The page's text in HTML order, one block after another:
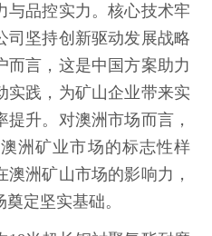
与品控实力。核心技术牢
司坚持创新驱动发展战略
而言，这是中国方案助力
实践，为矿山企业带来实
升。对澳洲市场而言，
洲矿业市场的标志性样
洲矿山市场的影响力，
定坚实基础。